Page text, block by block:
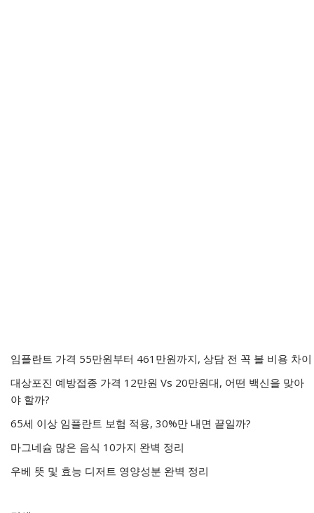
임플란트 가격 55만원부터 461만원까지, 상담 전 꼭 볼 비용 차이
대상포진 예방접종 가격 12만원 Vs 20만원대, 어떤 백신을 맞아
야 할까?
65세 이상 임플란트 보험 적용, 30%만 내면 끝일까?
마그네슘 많은 음식 10가지 완벽 정리
우베 뜻 및 효능 디저트 영양성분 완벽 정리